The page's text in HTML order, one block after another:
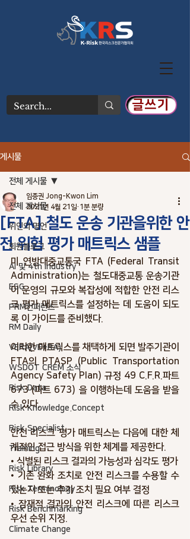
글쓰기
게시물
전체 게시물
위인의 명언
회원블로그
AI 및 4th industry
ESG
PRM컨퍼런스
RM Daily
VERA(VE+RA)
WSDOT CREM 소식
Risk Data
Risk Knowledge.Concept
Risk Specialist
Training
Risk Library
Risk Terminology
Risk Benchmarking
Climate Change
전체 게시물
[FTA] 철도 운송 기관을위한 안
전 위험 평가 매트릭스 샘플
임종권 Jong-Kwon Lim
2021년 4월 21일 1분 분량
미 연방대중교통국 FTA (Federal Transit
Administration)는 철도대중교통 운송기관
이 운영의 규모와 복잡성에 적합한 안전 리스
크 평가 매트릭스를 설정하는 데 도움이 되도
록 이 가이드를 준비했다.
이러한 매트릭스를 채택하게 되면 발주기관이
FTA의 PTASP (Public Transportation
Agency Safety Plan) 규정 49 C.F.R.파트
673 (파트 673) 을 이행하는데 도움을 받을
수 있다.
안전 리스크 평가 매트릭스는 다음에 대한 체
계적인 접근 방식을 위한 체계를 제공한다.
• 식별된 리스크 결과의 가능성과 심각도 평가
• 기존 완화 조치로 안전 리스크를 수용할 수
있는지 또는 추가 조치 필요 여부 결정
• 잠재적 결과의 안전 리스크에 따른 리스크
우선 순위 지정.